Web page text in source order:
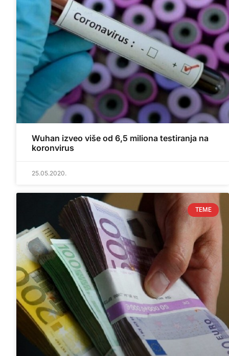
Wuhan izveo više od 6,5 miliona testiranja na
koronvirus
25.05.2020.
TEME